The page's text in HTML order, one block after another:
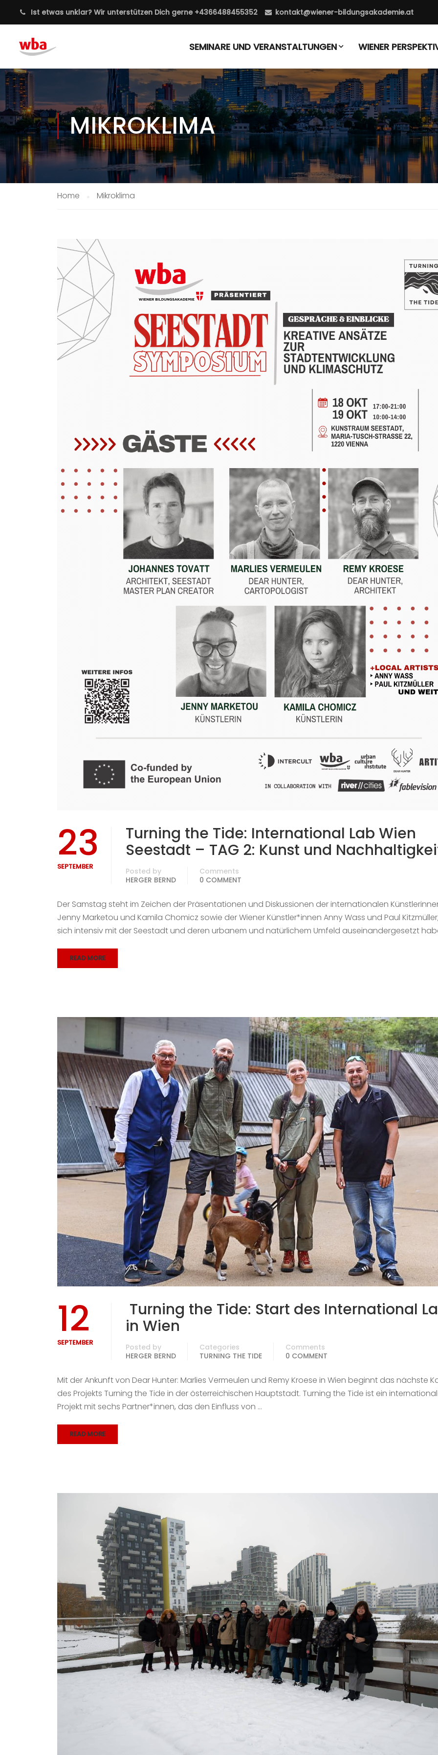
Ist etwas unklar? Wir unterstützen Dich gerne+4366488455352 kontakt@wiener-bildungsakademie.at
SEMINARE UND VERANSTALTUNGEN WIENER
MIKROKLIMA
Home Mikroklima
23
SEPTEMBER
Turning the Tide: International Lab Wien
Seestadt – TAG 2: Kunst und
Posted by
HERGER BERND
Comments
0 COMMENT
Der Samstag steht im Zeichen der Präsentationen und Diskussionen der internationalen
Jenny Marketou und Kamila Chomicz sowie der Wiener Künstler*innen Anny Wass und Paul
sich intensiv mit der Seestadt und deren urbanem und natürlichem Umfeld auseinandergesetzt
READ MORE
12
SEPTEMBER
Turning the Tide: Start des International
in Wien
Posted by
HERGER BERND
Categories
TURNING THE TIDE
Comments
0 COMMENT
Mit der Ankunft von Dear Hunter: Marlies Vermeulen und Remy Kroese in Wien beginnt das nächste
des Projekts Turning the Tide in der österreichischen Hauptstadt. Turning the Tide ist ein
Projekt mit sechs Partner*innen, das den Einfluss von …
READ MORE